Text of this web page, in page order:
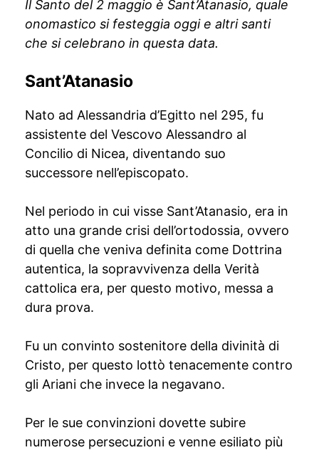
Il Santo del 2 maggio è Sant’Atanasio, quale
onomastico si festeggia oggi e altri santi
che si celebrano in questa data.
Sant’Atanasio
Nato ad Alessandria d’Egitto nel 295, fu
assistente del Vescovo Alessandro al
Concilio di Nicea, diventando suo
successore nell’episcopato.
Nel periodo in cui visse Sant’Atanasio, era in
atto una grande crisi dell’ortodossia, ovvero
di quella che veniva definita come Dottrina
autentica, la sopravvivenza della Verità
cattolica era, per questo motivo, messa a
dura prova.
Fu un convinto sostenitore della divinità di
Cristo, per questo lottò tenacemente contro
gli Ariani che invece la negavano.
Per le sue convinzioni dovette subire
numerose persecuzioni e venne esiliato più